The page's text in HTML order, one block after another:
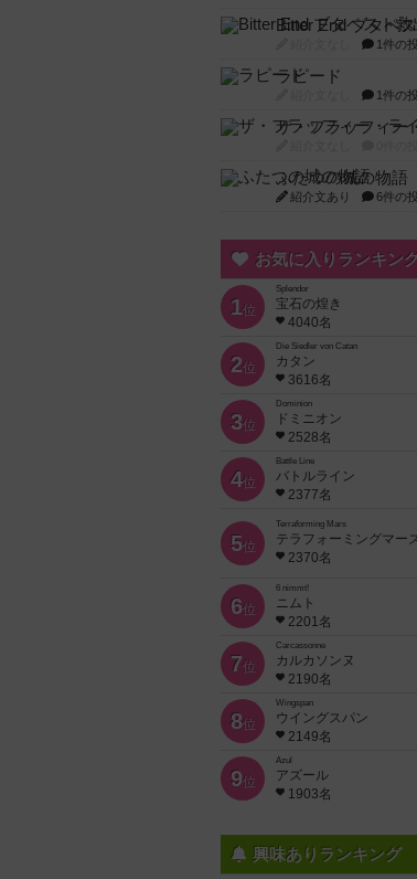
1件の
ラピード
1件の
ザ・フラッフィー
ふたつの城の物語
紹介文あり 6件の
お気に入りランキン
1位
Splendor
宝石の煌き
4040名
2位
Die Siedler von Catan
カタン
3616名
3位
Dominion
ドミニオン
2528名
4位
Battle Line
バトルライン
2377名
5位
Terraforming Mars
テラフォーミングマー
2370名
6位
6 nimmt!
ニムト
2201名
7位
Carcassonne
カルカソンヌ
2190名
8位
Wingspan
ウイングスパン
2149名
9位
Azul
アズール
1903名
興味ありランキング